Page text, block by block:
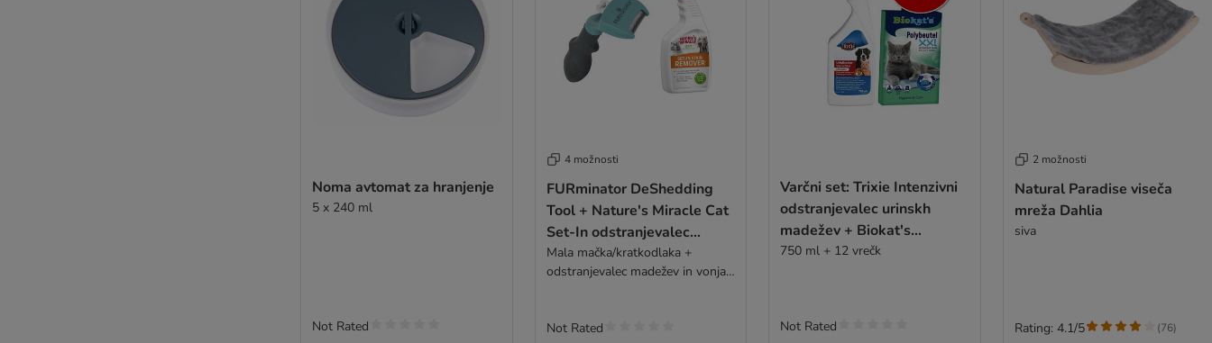
Noma avtomat za hranjenje
5 x 240 ml
Not Rated
4 možnosti
FURminator DeShedding
Tool + Nature's Miracle Cat
Set-In odstranjevalec
madežev in vonjav gratis!
Mala mačka/kratkodlaka +
odstranjevalec madežev in vonjav
Not Rated
Varčni set: Trixie Intenzivni
odstranjevalec urinskh
madežev + Biokat's
Polybeutel vrečke
750 ml + 12 vrečk
Not Rated
2 možnosti
Natural Paradise viseča
mreža Dahlia
siva
Rating: 4.1/5 (76)